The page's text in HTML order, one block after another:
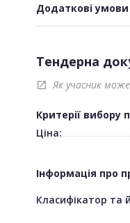
Додаткові умови
Тендерна
open_in_new Як учасник
Критерії вибору
Ціна:
Інформація про
Класифікатор та